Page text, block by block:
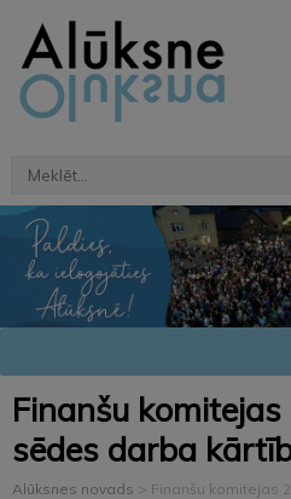
Finanšu
sēdes darba
Alūksnes novads > Finanšu komitejas